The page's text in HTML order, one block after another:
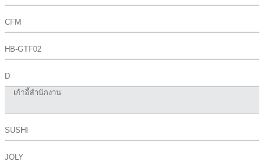
CFM
HB-GTF02
D
เก้าอี้สำนักงาน
SUSHI
JOLY